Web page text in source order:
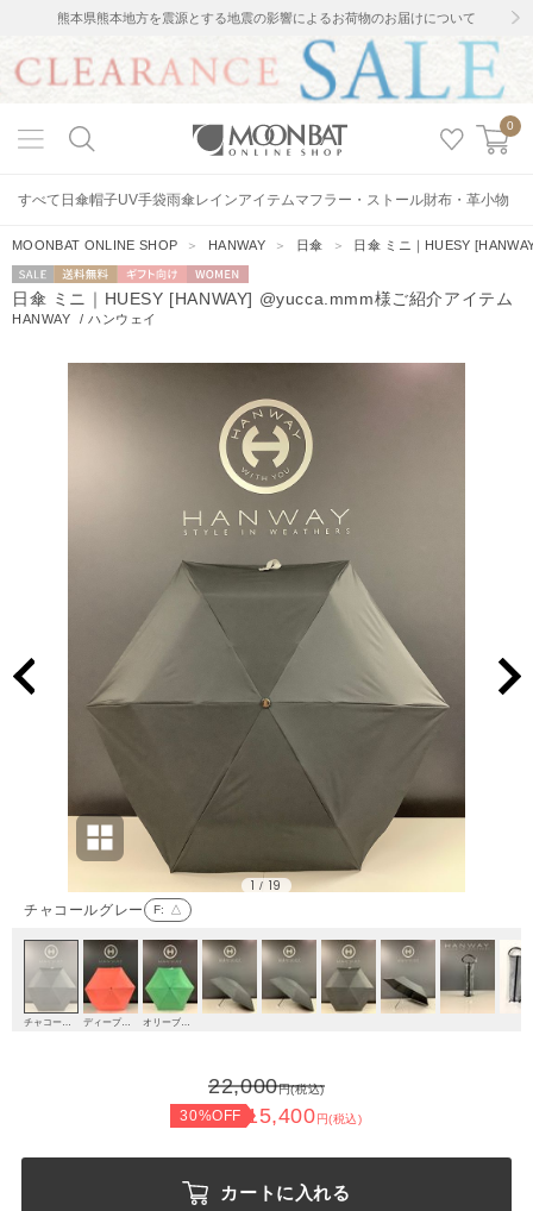
熊本県熊本地方を震源とする地震の影響によるお荷物のお届けについて
0
すべて 日傘帽子UV手袋雨傘レインアイテムマフラー・ストール財布・革小物
MOONBAT ONLINE SHOP ＞ HANWAY ＞ 日傘 ＞ 日傘 ミニ｜HUESY
セー
ル
送料無料 ギフト向
け
WOMEN
日傘 ミニ｜HUESY [HANWAY] @yucca.mmm様ご紹介アイテム
HANWAY /ハンウェイ
チャコールグレー F: △
1 / 19
22,000円(税込)
30%OFF 15,400円(税込)
カートに入れる